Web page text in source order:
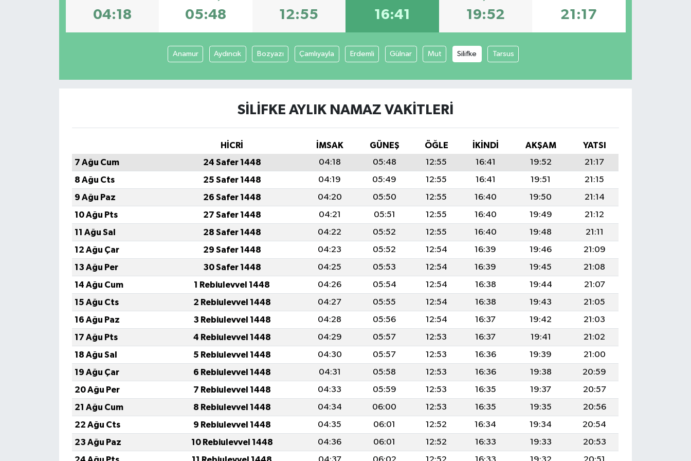
04:18 05:48 12:55 16:41 19:52 21:17
Anamur Aydıncık Bozyazı Çamlıyayla Erdemli Gülnar Mut Silifke Tarsus
SILIFKE AYLIK NAMAZ VAKITLERI
HİCRİ İMSAK GÜNEŞ ÖĞLE İKINDI AKŞAM
YATSI
7 Ağu Cum
24 Safer 1448 04:18 05:48 12:55 16:41 19:52
21:17
8 Ağu Cts
25 Safer 1448 04:19 05:49 12:55 16:41 19:51
21:15
9 Ağu Paz
26 Safer 1448 04:20 05:50 12:55 16:40 19:50
21:14
10 Ağu Pts
27 Safer 1448 04:21 05:51 12:55 16:40 19:49
21:12
11 Ağu Sal
28 Safer 1448 04:22 05:52 12:55 16:40 19:48
21:11
12 Ağu Çar
29 Safer 1448 04:23 05:52 12:54 16:39 19:46
21:09
13 Ağu Per
30 Safer 1448 04:25 05:53 12:54 16:39 19:45
21:08
14 Ağu Cum
1 Rebiulevvel 1448 04:26 05:54 12:54 16:38 19:44
21:07
15 Ağu Cts
2 Rebiulevvel 1448 04:27 05:55 12:54 16:38 19:43
21:05
16 Ağu Paz
3 Rebiulevvel 1448 04:28 05:56 12:54 16:37 19:42
21:03
17 Ağu Pts
4 Rebiulevvel 1448 04:29 05:57 12:53 16:37 19:41
21:02
18 Ağu Sal
5 Rebiulevvel 1448 04:30 05:57 12:53 16:36 19:39
21:00
19 Ağu Çar
6 Rebiulevvel 1448 04:31 05:58 12:53 16:36 19:38
20:59
20 Ağu Per
7 Rebiulevvel 1448 04:33 05:59 12:53 16:35 19:37
20:57
21 Ağu Cum
8 Rebiulevvel 1448 04:34 06:00 12:53 16:35 19:35
20:56
22 Ağu Cts
9 Rebiulevvel 1448 04:35 06:01 12:52 16:34 19:34
20:54
23 Ağu Paz
10 Rebiulevvel 1448 04:36 06:01 12:52 16:33 19:33
20:53